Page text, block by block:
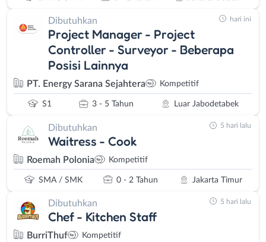
Dibutuhkan
Project Manager - Project
Controller - Surveyor - Beberapa
Posisi Lainnya
PT. Energy Sarana Sejahtera Kompetitif
S1 3 - 5 Tahun Luar Jabodetabek
hari ini
Dibutuhkan
Waitress - Cook
Roemah Polonia Kompetitif
SMA / SMK 0 - 2 Tahun Jakarta Timur
5 hari lalu
Dibutuhkan
Chef - Kitchen Staff
BurriThuf Kompetitif
5 hari lalu